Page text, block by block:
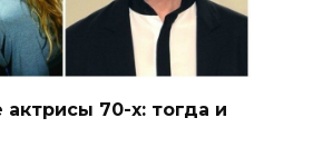
70-х: тогда и